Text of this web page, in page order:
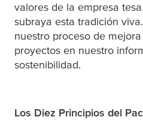
valores de la empresa tesa
subraya esta tradición
nuestro proceso de
proyectos en nuestro
sostenibilidad.
Los Diez Principios del